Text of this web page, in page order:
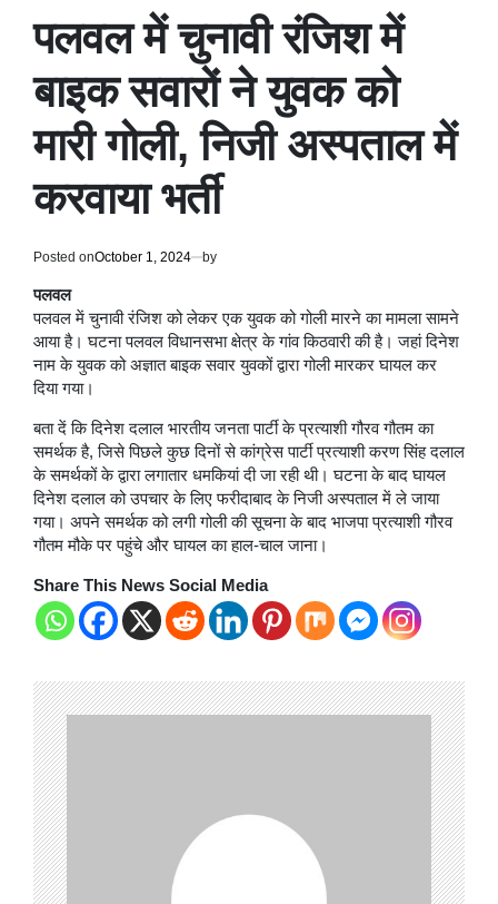
पलवल में चुनावी रंजिश में
बाइक सवारों ने युवक को
मारी गोली, निजी अस्पताल में
करवाया भर्ती
Posted onOctober 1, 2024 by
पलवल
पलवल में चुनावी रंजिश को लेकर एक युवक को गोली मारने का मामला सामने
आया है। घटना पलवल विधानसभा क्षेत्र के गांव किठवारी की है। जहां दिनेश
नाम के युवक को अज्ञात बाइक सवार युवकों द्वारा गोली मारकर घायल कर
दिया गया।
बता दें कि दिनेश दलाल भारतीय जनता पार्टी के प्रत्याशी गौरव गौतम का
समर्थक है, जिसे पिछले कुछ दिनों से कांग्रेस पार्टी प्रत्याशी करण सिंह दलाल
के समर्थकों के द्वारा लगातार धमकियां दी जा रही थी। घटना के बाद घायल
दिनेश दलाल को उपचार के लिए फरीदाबाद के निजी अस्पताल में ले जाया
गया। अपने समर्थक को लगी गोली की सूचना के बाद भाजपा प्रत्याशी गौरव
गौतम मौके पर पहुंचे और घायल का हाल-चाल जाना।
Share This News Social Media